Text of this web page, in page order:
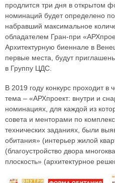
продлится три дня в открытом
номинаций будет определено
набравший максимальное
обладателем Гран-при
Архитектурную биеннале в
первые места, будут
в Группу ЦДС.
В 2019 году конкурс проходит в
тема – «АРХпроект: внутри и
номинациях, для каждой из
совета и менторами по
технических заданиях, были
обитания» (интерьер жилой
(благоустройство двора
плоскость» (архитектурное